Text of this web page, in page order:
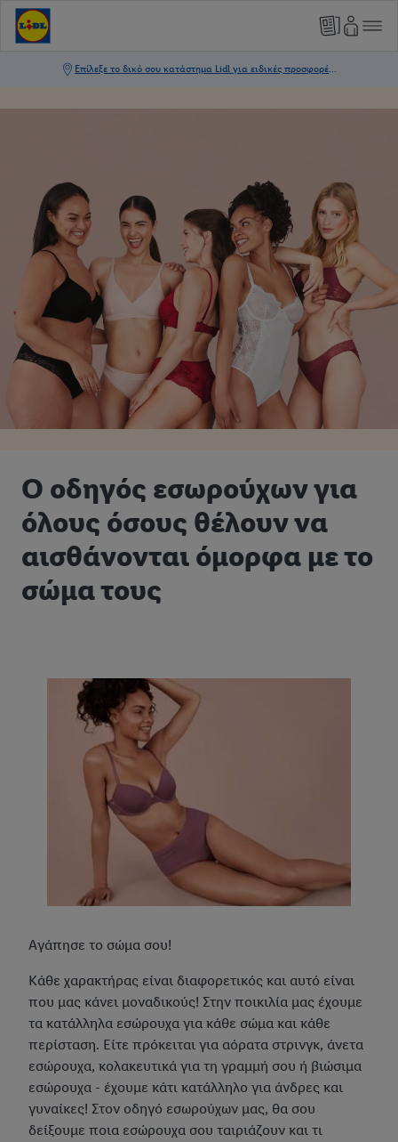
Ο οδηγός εσωρούχων για
όλους όσους θέλουν να
αισθάνονται όμορφα με το
σώμα τους
Αγάπησε το σώμα σου!
Κάθε χαρακτήρας είναι διαφορετικός και αυτό είναι
που μας κάνει μοναδικούς! Στην ποικιλία μας έχουμε
τα κατάλληλα εσώρουχα για κάθε σώμα και κάθε
περίσταση. Είτε πρόκειται για αόρατα στρινγκ, άνετα
εσώρουχα, κολακευτικά για τη γραμμή σου ή βιώσιμα
εσώρουχα - έχουμε κάτι κατάλληλο για άνδρες και
γυναίκες! Στον οδηγό εσωρούχων μας, θα σου
δείξουμε ποια εσώρουχα σου ταιριάζουν και τι